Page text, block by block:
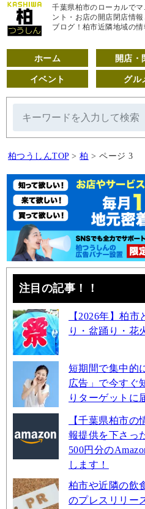
千葉県柏市のローカルで
ント・お店の開店閉店情
ブログ！柏市近隣地域の情
ホーム 開店・
イベント グル
柏つうしんTOP > 柏 > ページ 3
注目の記事！！
【2026年】柏
り・盆踊り・花
短期間で集中的
広告」で今すぐ
りターゲットに
【千葉県柏市
報提供を下さっ
500円分の
します！
柏市や近隣の飲
のプレスリリー